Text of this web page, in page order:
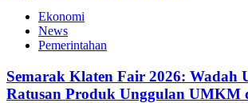
Ekonomi
News
Pemerintahan
Semarak Klaten Fair 2026: Wadah
Ratusan Produk Unggulan